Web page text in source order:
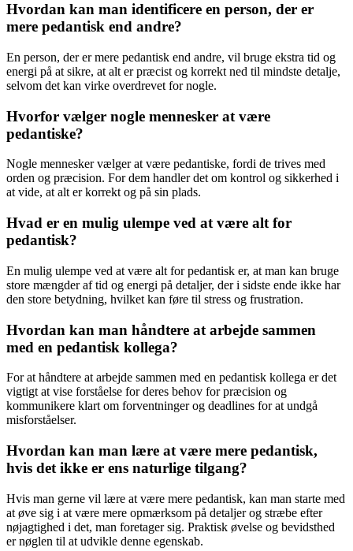
Hvordan kan man identificere en person, der er
mere pedantisk end andre?
En person, der er mere pedantisk end andre, vil bruge ekstra tid og
energi på at sikre, at alt er præcist og korrekt ned til mindste detalje,
selvom det kan virke overdrevet for nogle.
Hvorfor vælger nogle mennesker at være
pedantiske?
Nogle mennesker vælger at være pedantiske, fordi de trives med
orden og præcision. For dem handler det om kontrol og sikkerhed i
at vide, at alt er korrekt og på sin plads.
Hvad er en mulig ulempe ved at være alt for
pedantisk?
En mulig ulempe ved at være alt for pedantisk er, at man kan bruge
store mængder af tid og energi på detaljer, der i sidste ende ikke har
den store betydning, hvilket kan føre til stress og frustration.
Hvordan kan man håndtere at arbejde sammen
med en pedantisk kollega?
For at håndtere at arbejde sammen med en pedantisk kollega er det
vigtigt at vise forståelse for deres behov for præcision og
kommunikere klart om forventninger og deadlines for at undgå
misforståelser.
Hvordan kan man lære at være mere pedantisk,
hvis det ikke er ens naturlige tilgang?
Hvis man gerne vil lære at være mere pedantisk, kan man starte med
at øve sig i at være mere opmærksom på detaljer og stræbe efter
nøjagtighed i det, man foretager sig. Praktisk øvelse og bevidsthed
er nøglen til at udvikle denne egenskab.